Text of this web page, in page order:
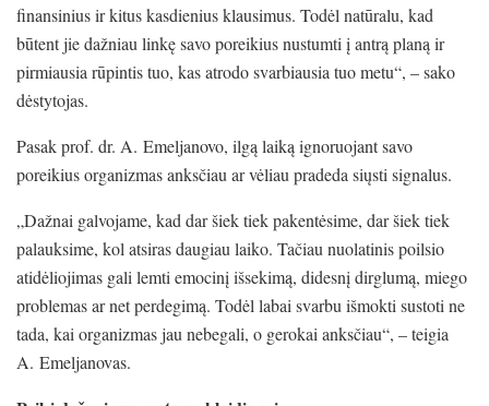
finansinius ir kitus kasdienius klausimus. Todėl natūralu, kad
būtent jie dažniau linkę savo poreikius nustumti į antrą planą ir
pirmiausia rūpintis tuo, kas atrodo svarbiausia tuo metu“, – sako
dėstytojas.
Pasak prof. dr. A. Emeljanovo, ilgą laiką ignoruojant savo
poreikius organizmas anksčiau ar vėliau pradeda siųsti signalus.
„Dažnai galvojame, kad dar šiek tiek pakentėsime, dar šiek tiek
palauksime, kol atsiras daugiau laiko. Tačiau nuolatinis poilsio
atidėliojimas gali lemti emocinį išsekimą, didesnį dirglumą, miego
problemas ar net perdegimą. Todėl labai svarbu išmokti sustoti ne
tada, kai organizmas jau nebegali, o gerokai anksčiau“, – teigia
A. Emeljanovas.